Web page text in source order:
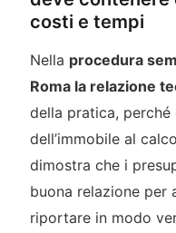
costi e tempi
Nella procedura
Roma la relazione
della pratica,
dell’immobile al
dimostra che i
buona relazione per
riportare in modo